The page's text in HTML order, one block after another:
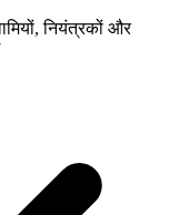
नियंत्रकों और